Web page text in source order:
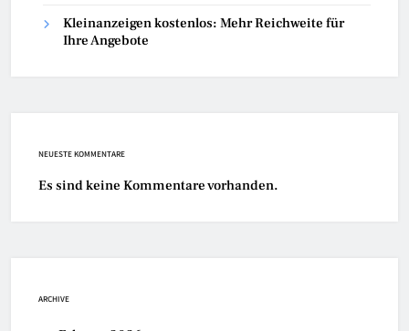
Kleinanzeigen kostenlos: Mehr Reichweite für
Ihre Angebote
NEUESTE KOMMENTARE
Es sind keine Kommentare vorhanden.
ARCHIVE